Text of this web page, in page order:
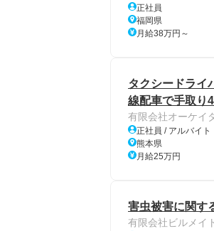
正社員
福岡県
月給38万円～
タクシードライ
線配車で手取り
有限会社オーケイ
正社員 / アルバイト
熊本県
月給25万円
害虫被害に関す
有限会社ビルメイ